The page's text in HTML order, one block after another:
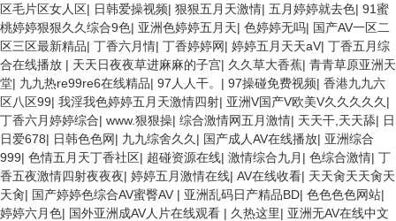
区毛片区女人区| 日韩爱操视频| 狠狠五月天激情| 五月婷婷就去色| 91蜜
桃婷婷狠狠久久综合9色| 亚洲色婷婷五月天| 色婷婷无吗| 国产AV一区二
区三区最新精品| 丁香六月情| 丁香婷婷网| 婷婷五月天天aV| 丁香五月综
合在线播放 | 天天日夜夜草进麻麻的子宫| 久久草大香蕉| 青青草原亚洲天
堂| 九九热re99re6在线精品| 97人人干。 | 97操碰免费视频| 香港九九六
区八区99| 我淫我色婷婷五月天激情四射| 亚洲V国产V欧美V久久久久久 |
丁香六月婷婷综合| www.狠狠操| 综合激情网五月激情| 天天干,天天舔| 日
日爱678| 日韩色色网| 九九综舍久久 | 国产成人AV在线播放| 亚洲综合
999| 色情五月天丁香社区| 超碰资源在线| 激情综合九月 | 色综合激情| 丁
香五夜激情四射夜夜夜| 婷婷五月激情在线| AV在线收看| 天天肏天天肏天
天肏| 国产婷婷色综合AV蜜臀AV | 亚洲乱码日产精品BD| 色色色色网站|
婷婷六月色| 国外亚洲成AV人片在线观看 | 久热这里| 亚洲无AV在线中文